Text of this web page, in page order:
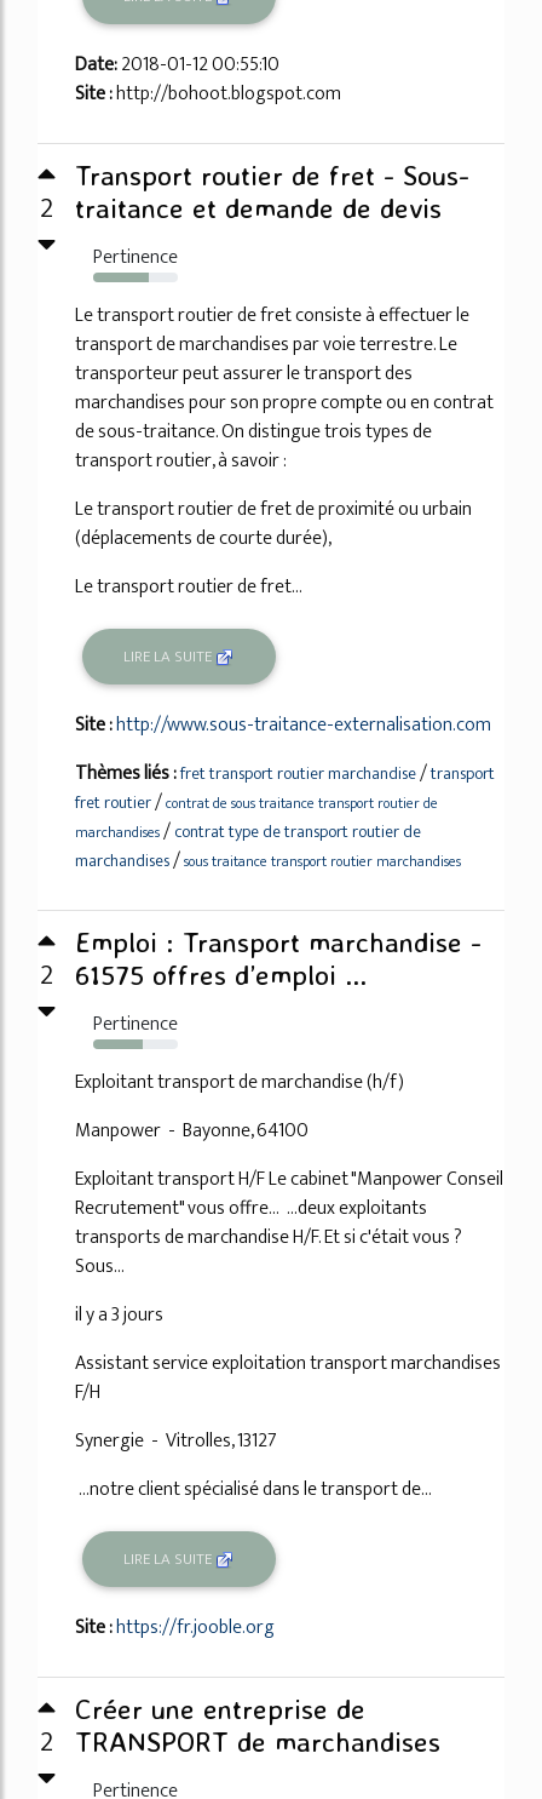
Date:2018-01-12 00:55:10
Site :http://bohoot.blogspot.com
2
Transport routier de fret - Sous-
traitance et demande de devis
Pertinence
66%
Le transport routier de fret consiste à effectuer le
transport de marchandises par voie terrestre. Le
transporteur peut assurer le transport des
marchandises pour son propre compte ou en contrat
de sous-traitance. On distingue trois types de
transport routier, à savoir :
Le transport routier de fret de proximité ou urbain
(déplacements de courte durée),
Le transport routier de fret...
LIRE LA SUITE
Site :http://www.sous-traitance-externalisation.com
Thèmes liés :fret transport routier marchandise/transport
fret routier/contrat de sous traitance transport routier de
marchandises/contrat type de transport routier de
marchandises/sous traitance transport routier marchandises
2
Emploi : Transport marchandise -
61575 offres d’emploi ...
Pertinence
58%
Exploitant transport de marchandise (h/f)
Manpower - Bayonne, 64100
Exploitant transport H/F Le cabinet "Manpower Conseil
Recrutement" vous offre... ...deux exploitants
transports de marchandise H/F. Et si c'était vous ?
Sous...
il y a 3 jours
Assistant service exploitation transport marchandises
F/H
Synergie - Vitrolles, 13127
...notre client spécialisé dans le transport de...
LIRE LA SUITE
Site :https://fr.jooble.org
2
Créer une entreprise de
TRANSPORT de marchandises
Pertinence